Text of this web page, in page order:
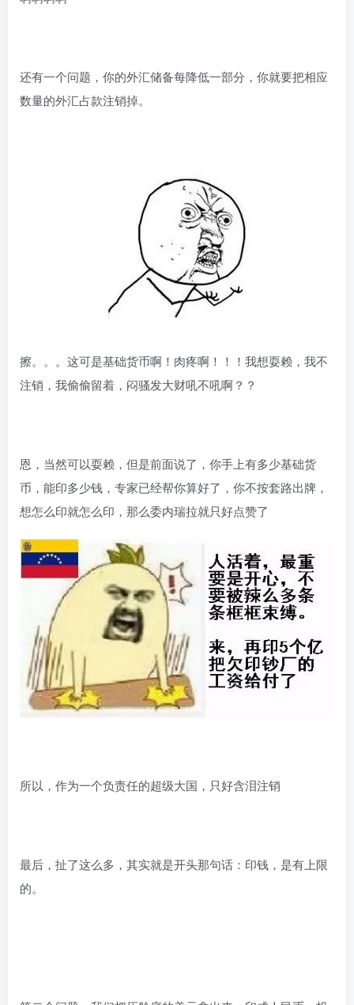
还有一个问题，你的外汇储备每降低一部分，你就要把相应
数量的外汇占款注销掉。
擦。。。这可是基础货币啊！肉疼啊！！！我想耍赖，我不
注销，我偷偷留着，闷骚发大财吼不吼啊？？
恩，当然可以耍赖，但是前面说了，你手上有多少基础货
币，能印多少钱，专家已经帮你算好了，你不按套路出牌，
想怎么印就怎么印，那么委内瑞拉就只好点赞了
所以，作为一个负责任的超级大国，只好含泪注销
最后，扯了这么多，其实就是开头那句话：印钱，是有上限
的。